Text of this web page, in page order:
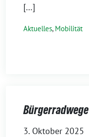
[…]
Aktuelles, Mobilität
Bürgerradwege
3. Oktober 2025